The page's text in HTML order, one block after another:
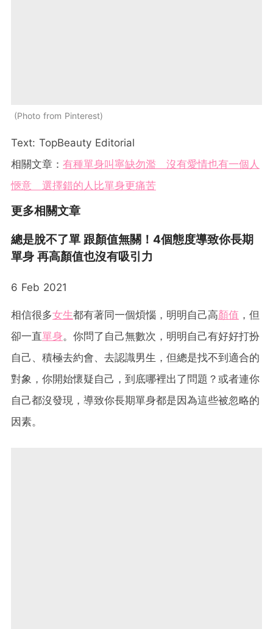
Photo from Pinterest
Text: TopBeauty Editorial
相關文章： 有種單身叫寧缺勿濫 沒有愛情也有一個人
愜意 選擇錯的人比單身更痛苦
更多相關文章
總是脫不了單 跟顏值無關！4個態度導致你長期
單身 再高顏值也沒有吸引力
6 Feb 2021
相信很多女生都有著同一個煩惱，明明自己高顏值 ，但
卻一直單身。你問了自己無數次，明明自己有好好打扮
自己、積極去約會、去認識男生，但總是找不到適合的
對象，你開始懷疑自己，到底哪裡出了問題？或者連你
自己都沒發現，導致你長期單身都是因為這些被忽略的
因素。